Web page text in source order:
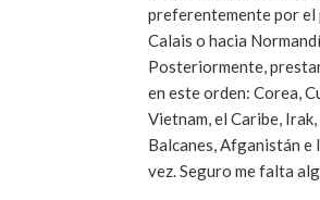
preferentemente por el
Calais o hacia
Posteriormente,
en este orden: Corea,
Vietnam, el Caribe, Irak,
Balcanes, Afganistán e
vez. Seguro me falta